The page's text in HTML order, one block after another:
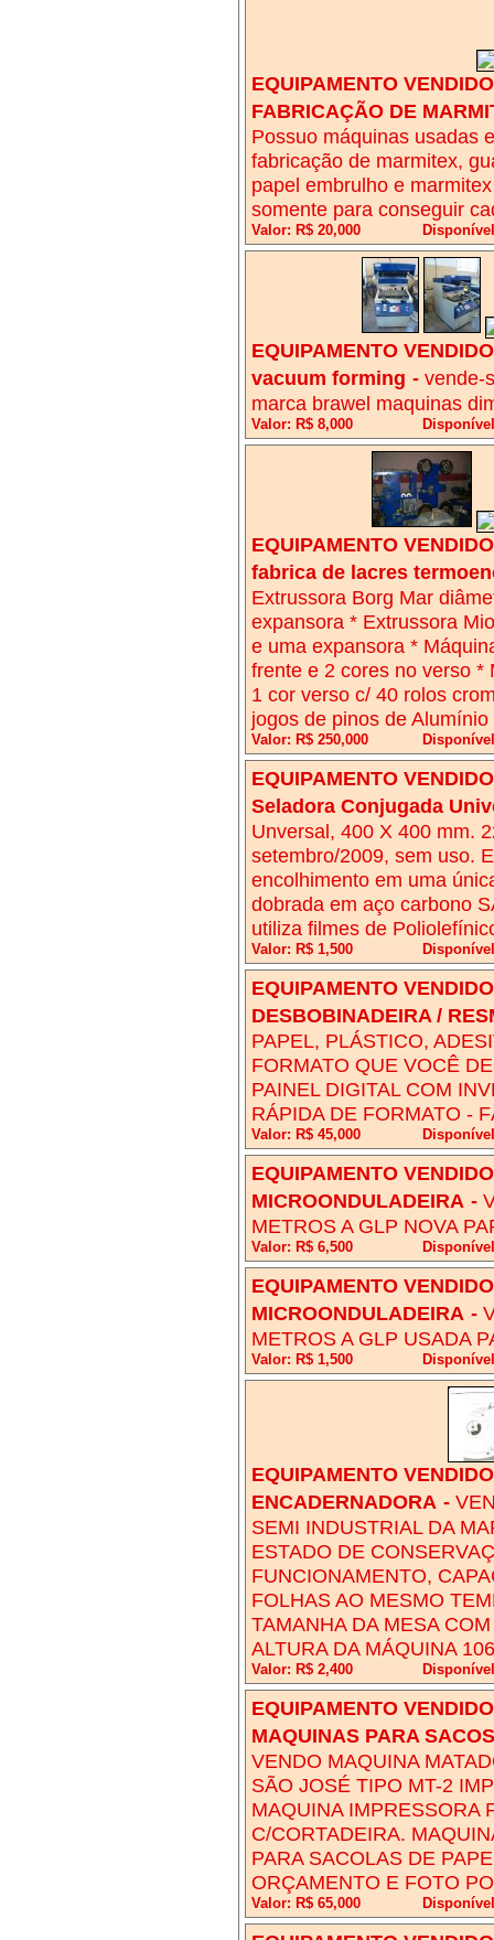
EQUIPAMENTO
FABRICAÇÃO DE
Possuo máquinas usadas
fabricação de marmitex,
papel embrulho e
somente para conseguir
Valor: R$ 20,000
EQUIPAMENTO
vacuum forming - vende-
marca brawel maquinas
Valor: R$ 8,000
EQUIPAMENTO
fabrica de lacres
Extrussora Borg Mar
expansora * Extrussora
e uma expansora *
frente e 2 cores no verso *
1 cor verso c/ 40 rolos
jogos de pinos de
Valor: R$ 250,000
EQUIPAMENTO
Seladora Conjugada
Unversal, 400 X 400 mm.
setembro/2009, sem uso.
encolhimento em uma
dobrada em aço carbono
utiliza filmes de
Valor: R$ 1,500
EQUIPAMENTO
DESBOBINADEIRA /
PAPEL, PLÁSTICO,
FORMATO QUE VOCÊ
PAINEL DIGITAL COM
RÁPIDA DE FORMATO -
Valor: R$ 45,000
EQUIPAMENTO
MICROONDULADEIRA -
METROS A GLP NOVA
Valor: R$ 6,500
EQUIPAMENTO
MICROONDULADEIRA -
METROS A GLP USADA
Valor: R$ 1,500
EQUIPAMENTO
ENCADERNADORA -
SEMI INDUSTRIAL DA
ESTADO DE
FUNCIONAMENTO,
FOLHAS AO MESMO
TAMANHA DA MESA
ALTURA DA MÁQUINA
Valor: R$ 2,400
EQUIPAMENTO
MAQUINAS PARA
VENDO MAQUINA
SÃO JOSÉ TIPO MT-2
MAQUINA IMPRESSORA
C/CORTADEIRA.
PARA SACOLAS DE
ORÇAMENTO E FOTO
Valor: R$ 65,000